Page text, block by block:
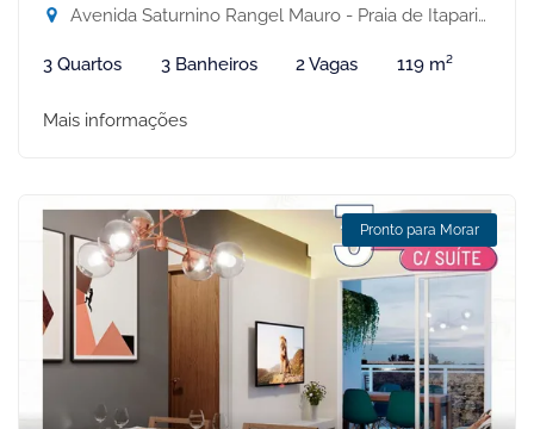
Avenida Saturnino Rangel Mauro - Praia de Itaparica, Vila Velha-ES
3 Quartos 3 Banheiros 2 Vagas 119 m²
Mais informações
Pronto para Morar